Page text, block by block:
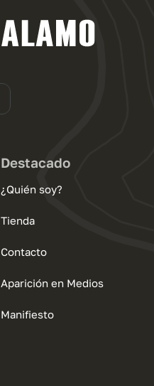
Destacado
¿Quién soy?
Tienda
Contacto
Aparición en Medios
Manifiesto